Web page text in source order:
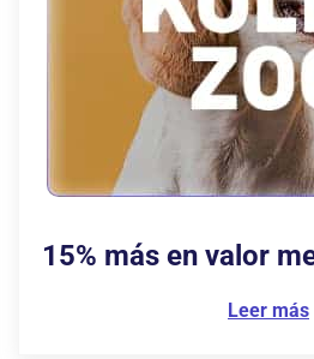
15% más en valor
Leer más